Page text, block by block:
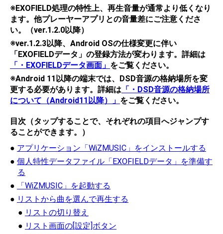
※EXOFIELD処理の特性上、再生音量が通常より低くなり
ます。他プレーヤーアプリとの音量差にご注意くださ
い。（ver.1.2.0以降）
※ver.1.2.3以降、Android OSの仕様変更に伴い
「EXOFIELDデータ」の登録方法が変わります。詳細は
「・EXOFIELDデータ画面」 をご覧ください。
※Android 11以降の端末では、DSD音源の格納場所を変
更する必要があります。詳細は 「・DSD音源の格納場所
について（Android11以降）」 をご覧ください。
目次（タップすることで、それぞれの項目へジャンプす
ることができます。）
アプリケーション「WiZMUSIC」をインストールする
個人特性データファイル「EXOFIELDデータ」を準備す
る
「WiZMUSIC」を起動する
リストから曲を選んで再生する
リストの切り替え
リスト画面の[設定]ボタン